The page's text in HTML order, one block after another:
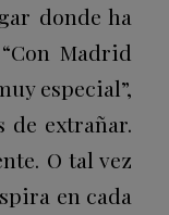
donde ha
Madrid
especial”,
de extrañar.
O tal vez
en cada